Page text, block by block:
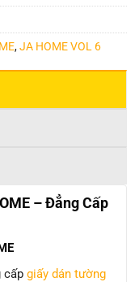
,JA HOME VOL 6
– Đẳng Cấp
cấp giấy dán tường